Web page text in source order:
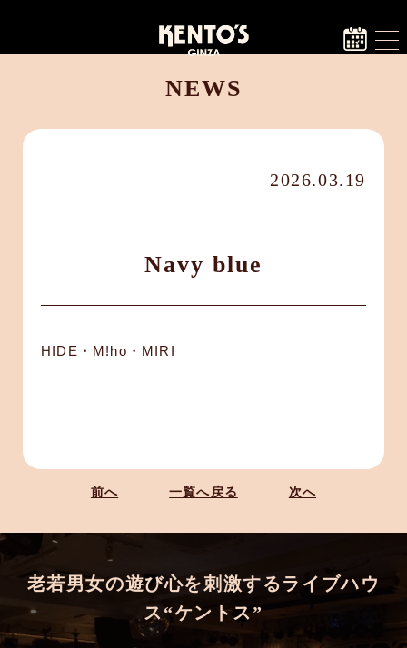
NEWS
2026.03.19
Navy blue
HIDE・M!ho・MIRI
前へ 一覧へ戻る 次へ
老若男女の遊び心を刺激するライブハウ
ス“ケントス”